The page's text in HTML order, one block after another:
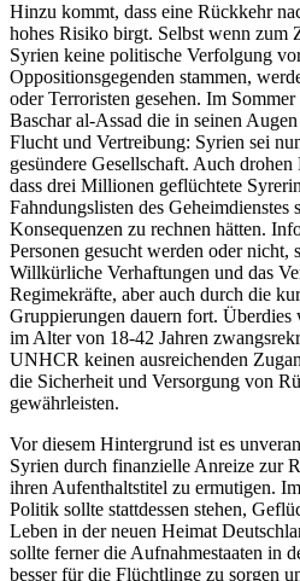
Hinzu kommt, dass eine Rückkehr
hohes Risiko birgt. Selbst wenn zum
Syrien keine politische Verfolgung
Oppositionsgegenden stammen,
oder Terroristen gesehen. Im
Baschar al-Assad die in seinen
Flucht und Vertreibung: Syrien sei
gesündere Gesellschaft. Auch drohen
dass drei Millionen geflüchtete
Fahndungslisten des
Konsequenzen zu rechnen hätten.
Personen gesucht werden oder nicht,
Willkürliche Verhaftungen und das
Regimekräfte, aber auch durch die
Gruppierungen dauern fort.
im Alter von 18-42 Jahren
UNHCR keinen ausreichenden
die Sicherheit und Versorgung von
gewährleisten.
Vor diesem Hintergrund ist es
Syrien durch finanzielle Anreize zur
ihren Aufenthaltstitel zu ermutigen.
Politik sollte stattdessen stehen,
Leben in der neuen Heimat
sollte ferner die Aufnahmestaaten in
besser für die Flüchtlinge zu sorgen